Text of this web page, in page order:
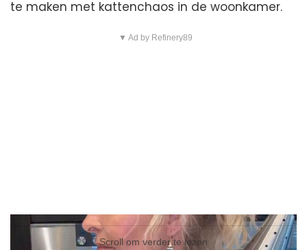
te maken met kattenchaos in de woonkamer.
▼ Ad by Refinery89
Video
Player
Scroll om verder te lezen